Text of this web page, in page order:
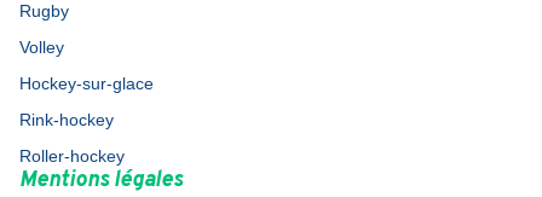
Rugby
Volley
Hockey-sur-glace
Rink-hockey
Roller-hockey
Mentions légales